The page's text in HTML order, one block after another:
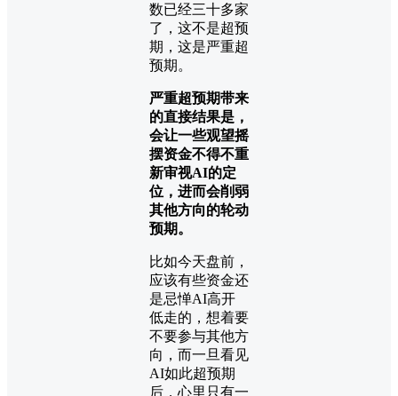
数已经三十多家
了，这不是超预
期，这是严重超
预期。
严重超预期带来
的直接结果是，
会让一些观望摇
摆资金不得不重
新审视AI的定
位，进而会削弱
其他方向的轮动
预期。
比如今天盘前，
应该有些资金还
是忌惮AI高开
低走的，想着要
不要参与其他方
向，而一旦看见
AI如此超预期
后，心里只有一